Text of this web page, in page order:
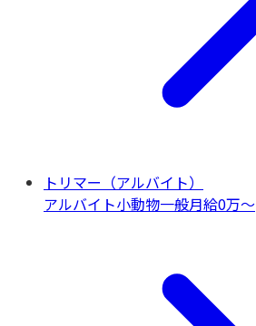
トリマー（アルバイト）
アルバイト小動物一般月給0万〜